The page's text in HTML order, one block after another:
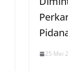
25 Mei